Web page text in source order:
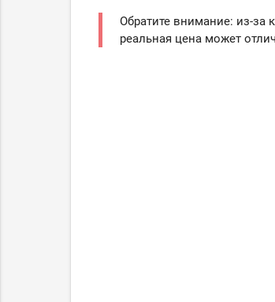
Обратите внимание: из-за
реальная цена может